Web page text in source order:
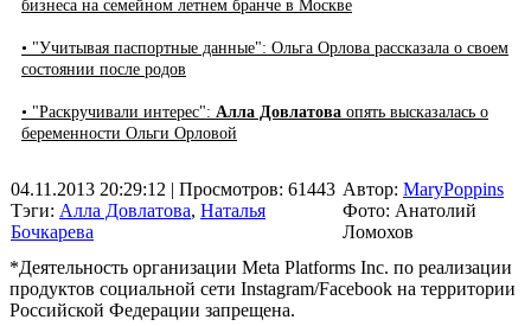
бизнеса на семейном летнем бранче в Москве
• "Учитывая паспортные данные": Ольга Орлова рассказала о своем
состоянии после родов
• "Раскручивали интерес": Алла Довлатова опять высказалась о
беременности Ольги Орловой
04.11.2013 20:29:12 | Просмотров: 61443
Тэги: Алла Довлатова, Наталья
Бочкарева
Автор: MaryPoppins
Фото: Анатолий
Ломохов
*Деятельность организации Meta Platforms Inc. по реализации
продуктов социальной сети Instagram/Facebook на территории
Российской Федерации запрещена.